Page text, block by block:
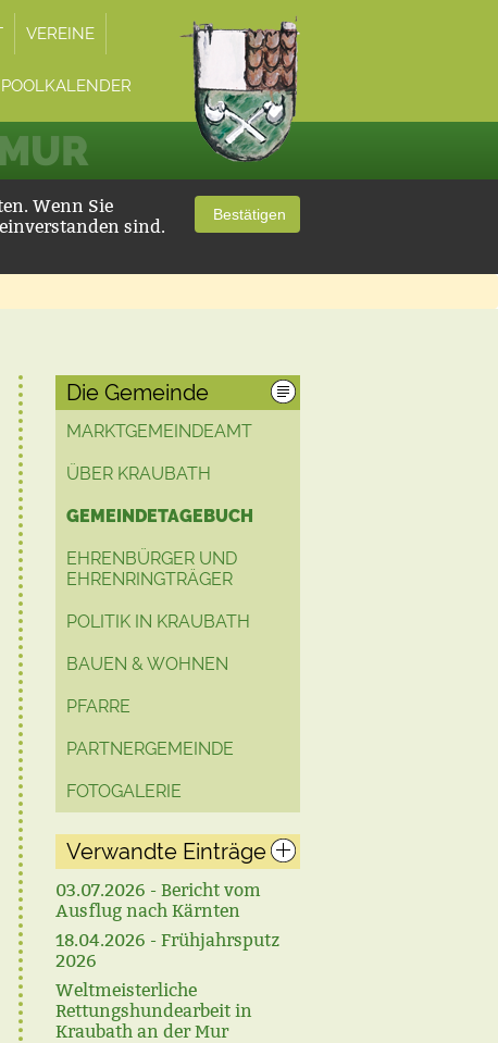
VEREINE
POOLKALENDER
Wenn Sie
sind.
Bestätigen
Die Gemeinde
MARKTGEMEINDEAMT
ÜBER KRAUBATH
GEMEINDETAGEBUCH
EHRENBÜRGER UND
EHRENRINGTRÄGER
POLITIK IN KRAUBATH
BAUEN & WOHNEN
PFARRE
PARTNERGEMEINDE
FOTOGALERIE
Verwandte Einträge
03.07.2026 - Bericht vom
Ausflug nach Kärnten
18.04.2026 - Frühjahrsputz
2026
Weltmeisterliche
Rettungshundearbeit in
Kraubath an der Mur